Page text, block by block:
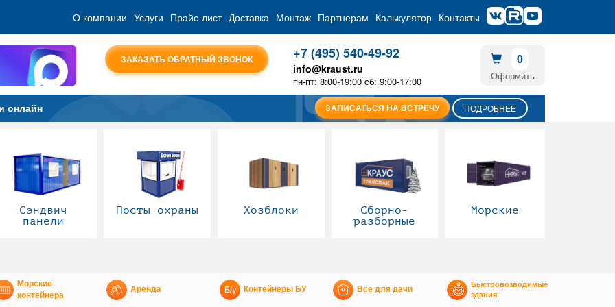
О компании Услуги Прайс-лист Доставка Монтаж Партнерам Калькулятор Контакты
ЗАКАЗАТЬ ОБРАТНЫЙ ЗВОНОК +7 (495) 540-49-92
info@kraust.ru
пн-пт: 8:00-19:00 сб: 9:00-17:00
0
Оформить
онлайн ЗАПИСАТЬСЯ НА ВСТРЕЧУ ПОДРОБНЕЕ
Сэндвич
панели
Посты охраны Хозблоки
Сборно-
разборные
Морские
Морские
контейнера
Аренда Контейнеры БУ Все для дачи
Быстровозводимые
здания